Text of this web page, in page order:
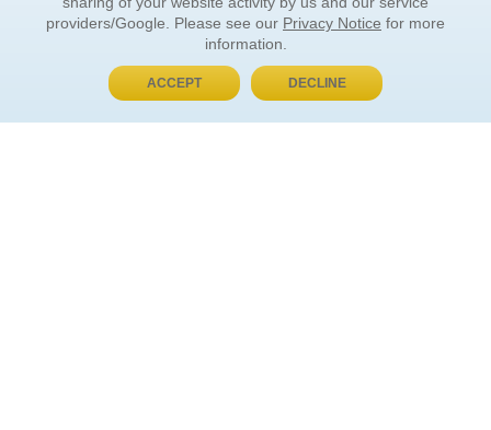
BUY NOW, PAY LATER
providers/Google. Please see our Privacy Notice for more
information.
ACCEPT DECLINE